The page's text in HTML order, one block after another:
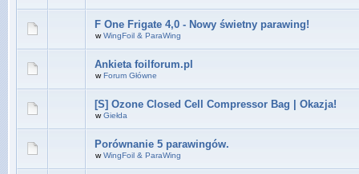
F One Frigate 4,0 - Nowy świetny parawing!
wWingFoil & ParaWing
Ankieta foilforum.pl
wForum Główne
[S] Ozone Closed Cell Compressor Bag | Okazja!
wGiełda
Porównanie 5 parawingów.
wWingFoil & ParaWing